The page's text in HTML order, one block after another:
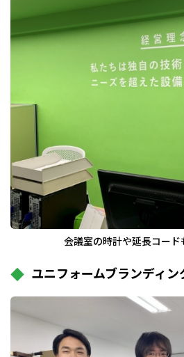
会議室の時計や延長コード
ユニフォームブランディン